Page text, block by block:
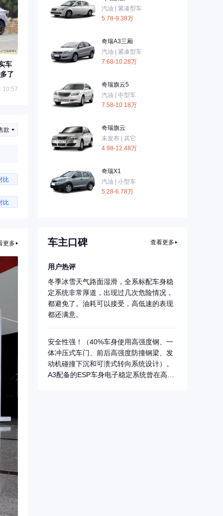
车
了
10:57
款
比
比
更多
汽油 | 紧凑型车
5.78-9.38万
奇瑞A3三厢
汽油 | 紧凑型车
7.68-10.28万
奇瑞旗云5
汽油 | 中型车
7.58-10.18万
奇瑞旗云
未发布 | 其它
4.98-12.48万
奇瑞X1
汽油 | 小型车
5.28-6.78万
车主口碑 查看更多
用户热评
冬季冰雪天气路面湿滑，全系标配车身稳
定系统非常厚道，出现过几次危险情况，
都避免了。油耗可以接受，高低速的表现
都还满意。
安全性强！（40%车身使用高强度钢、一
体冲压式车门、前后高强度防撞钢梁、发
动机碰撞下沉和可溃式转向系统设计）。
A3配备的ESP车身电子稳定系统曾在高速